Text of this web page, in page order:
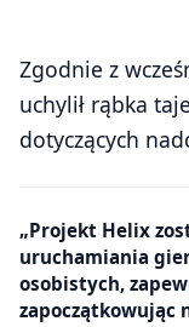
Zgodnie z
uchylił rąbka
dotyczących
„Projekt Helix został zaprojektowany do
uruchamiania
osobistych,
zapoczątkowując